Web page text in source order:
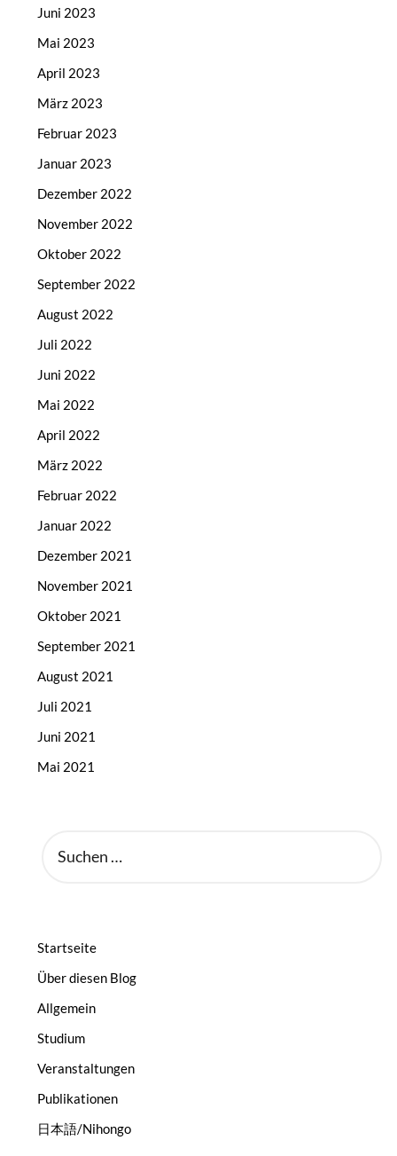
Juni 2023
Mai 2023
April 2023
März 2023
Februar 2023
Januar 2023
Dezember 2022
November 2022
Oktober 2022
September 2022
August 2022
Juli 2022
Juni 2022
Mai 2022
April 2022
März 2022
Februar 2022
Januar 2022
Dezember 2021
November 2021
Oktober 2021
September 2021
August 2021
Juli 2021
Juni 2021
Mai 2021
NACH:
Startseite
Über diesen Blog
Allgemein
Studium
Veranstaltungen
Publikationen
日本語/Nihongo